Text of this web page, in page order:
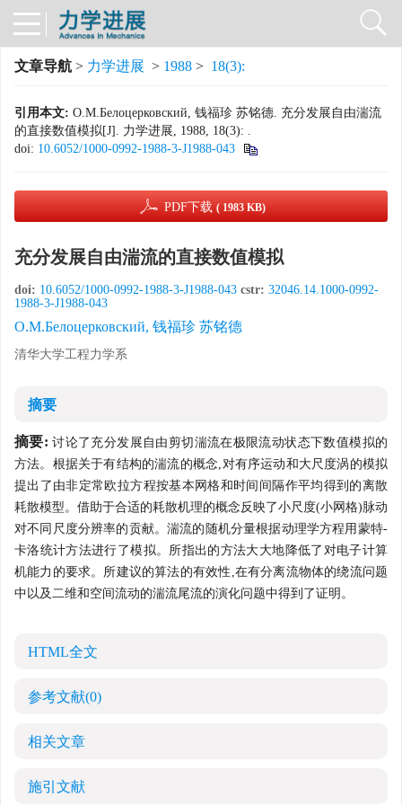
文章导航 > 力学进展 > 1988 > 18(3):
引用本文: O.M.Белоцерковский, 钱福珍 苏铭德. 充分发展自由湍流
的直接数值模拟[J]. 力学进展, 1988, 18(3): .
doi: 10.6052/1000-0992-1988-3-J1988-043
PDF下载 ( 1983 KB)
充分发展自由湍流的直接数值模拟
doi: 10.6052/1000-0992-1988-3-J1988-043 cstr: 32046.14.1000-0992-
1988-3-J1988-043
O.M.Белоцерковский, 钱福珍 苏铭德
清华大学工程力学系
摘要
摘要: 讨论了充分发展自由剪切湍流在极限流动状态下数值模拟的
方法。根据关于有结构的湍流的概念,对有序运动和大尺度涡的模拟
提出了由非定常欧拉方程按基本网格和时间间隔作平均得到的离散
耗散模型。借助于合适的耗散机理的概念反映了小尺度(小网格)脉动
对不同尺度分辨率的贡献。湍流的随机分量根据动理学方程用蒙特-
卡洛统计方法进行了模拟。所指出的方法大大地降低了对电子计算
机能力的要求。所建议的算法的有效性,在有分离流物体的绕流问题
中以及二维和空间流动的湍流尾流的演化问题中得到了证明。
HTML全文
参考文献(0)
相关文章
施引文献